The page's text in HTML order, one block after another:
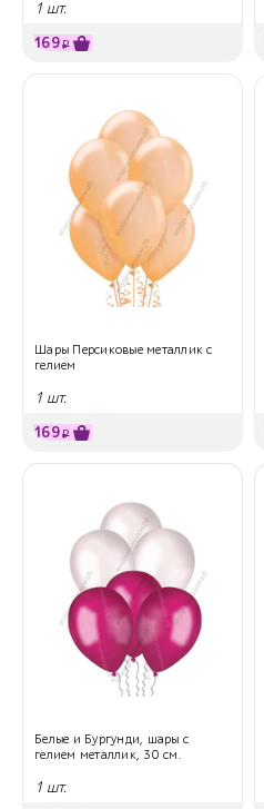
1 шт.
169₽
Шары Персиковые металлик с
гелием
1 шт.
169₽
Белые и Бургунди, шары с
гелием металлик, 30 см.
1 шт.